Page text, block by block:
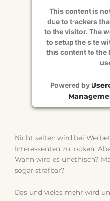
This content is
due to trackers
to the visitor. The
to setup the site
this content to the
Powered by
Nicht selten wird bei
Interessenten zu locken.
Wann wird es unethisch?
sogar strafbar?
Das und vieles mehr wird